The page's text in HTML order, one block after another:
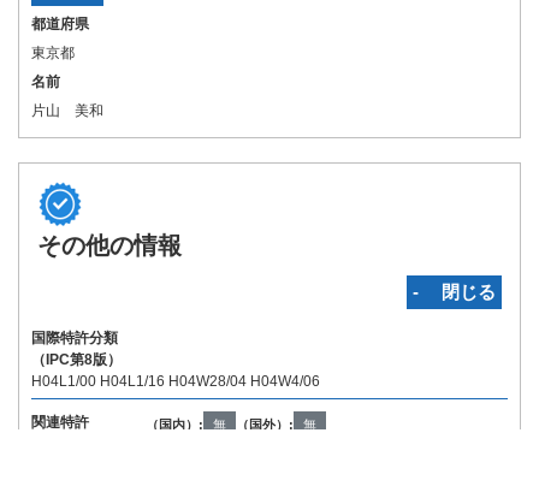
都道府県
東京都
名前
片山 美和
その他の情報
‐ 閉じる
国際特許分類
（IPC第8版）
H04L1/00 H04L1/16 H04W28/04 H04W4/06
関連特許 （国内）: 無 （国外）: 無